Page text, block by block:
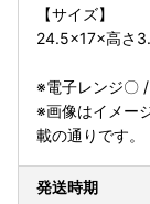
【サイズ】
24.5×17×高さ
※電子レンジ〇
※画像はイメー
載の通りです。
発送時期